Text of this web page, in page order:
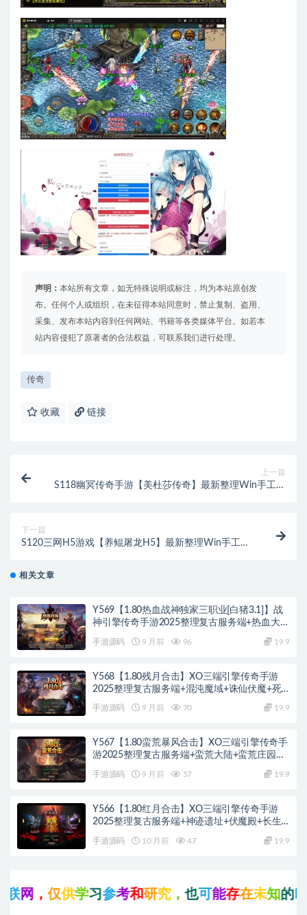
声明： 本站所有文章，如无特殊说明或标注，均为本站原创发
布。任何个人或组织，在未征得本站同意时，禁止复制、盗用、
采集、发布本站内容到任何网站、书籍等各类媒体平台。如若本
站内容侵犯了原著者的合法权益，可联系我们进行处理。
传奇
收藏 链接
上一篇
S118幽冥传奇手游【美杜莎传奇】最新整理Win手工服
下一篇
S120三网H5游戏【养鲲屠龙H5】最新整理Win手工服
相关文章
Y569【1.80热血战神独家三职业[白猪3.1]】战
神引擎传奇手游2025整理复古服务端+热血大陆
手游源码 9 月前 96 19.9
Y568【1.80残月合击】XO三端引擎传奇手游
2025整理复古服务端+混沌魔域+诛仙伏魔+死
手游源码 9 月前 70 19.9
Y567【1.80蛮荒暴风合击】XO三端引擎传奇手
游2025整理复古服务端+蛮荒大陆+蛮荒庄园
手游源码 9 月前 57 19.9
Y566【1.80红月合击】XO三端引擎传奇手游
2025整理复古服务端+神迹遗址+伏魔殿+长生
手游源码 10 月前 47 19.9
网，仅 供学习参考和研究，也 可能 存在未知的BU